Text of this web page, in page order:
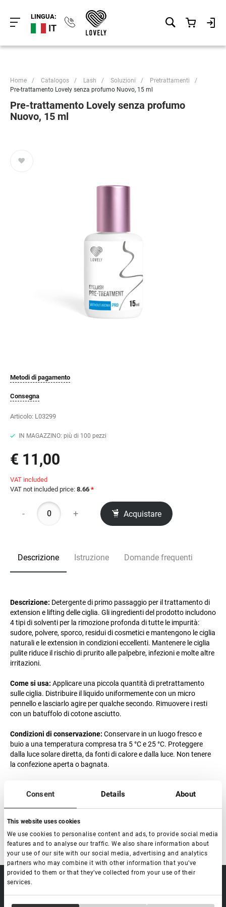
Consent Details About
This website uses cookies
We use cookies to personalise content and ads, to provide social media
features and to analyse our traffic. We also share information about
your use of our site with our social media, advertising and analytics
partners who may combine it with other information that you’ve
provided to them or that they’ve collected from your use of their
services.
LINGUA:
IT
Home / Catalogos / Lash / Soluzioni / Pretrattamenti
/
Pre-trattamento Lovely senza profumo Nuovo, 15 ml
Pre-trattamento Lovely senza profumo
Nuovo, 15 ml
Metodi di pagamento
Consegna
Articolo: L03299
IN MAGAZZINO: più di 100 pezzi
€ 11,00
VAT included
VAT not included price: 8.66 *
- + Acquistare
Descrizione Istruzione Domande frequenti
Descrizione: Detergente di primo passaggio per il trattamento di
extension e lifting delle ciglia. Gli ingredienti del prodotto includono
4 tipi di solventi per la rimozione profonda di tutte le impurità:
sudore, polvere, sporco, residui di cosmetici e mantengono le ciglia
naturali e le extension in condizioni eccellenti. Mantenere le ciglia
pulite riduce il rischio di prurito alle palpebre, infezioni e molte altre
irritazioni.
Come si usa: Applicare una piccola quantità di pretrattamento
sulle ciglia. Distribuire il liquido uniformemente con un micro
pennello e lasciarlo agire per qualche secondo. Rimuovere i resti
con un batuffolo di cotone asciutto.
Condizioni di conservazione: Conservare in un luogo fresco e
buio a una temperatura compresa tra 5 °C e 25 °C. Proteggere
dalla luce solare diretta, da fonti di calore e dalla luce. Non tenere
la confezione aperta o bagnata.
Data di scadenza dopo l'apertura:6 mesi.
Data processing policy
Payment methods
Lash
lash.pro